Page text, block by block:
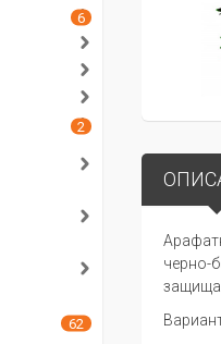
черно-
6
2
62